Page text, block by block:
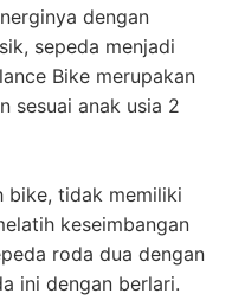
dengan
sepeda menjadi
Bike merupakan
sesuai anak usia 2
bike, tidak memiliki
keseimbangan
roda dua dengan
ini dengan berlari.